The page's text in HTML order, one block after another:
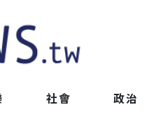
社會 政治